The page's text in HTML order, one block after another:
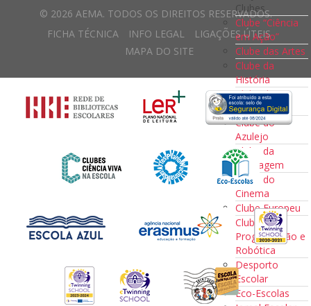
Clubes
Clube “Ciência
em Ação”
Clube das Artes
Clube da
História
Clube da
Música
Clube do
Azulejo
Clube da
reciclagem
Clube do
Cinema
Clube Europeu
Clube de
Programação e
Robótica
Desporto
Escolar
Eco-Escolas
© 2026 AEMA. TODOS OS DIREITOS RESERVADOS.
FICHA TÉCNICA
INFO LEGAL
LIGAÇÕES ÚTEIS
MAPA DO SITE